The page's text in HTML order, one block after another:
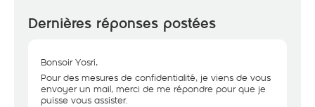
Dernières réponses postées
Bonsoir Yosri,
Pour des mesures de confidentialité, je viens de vous
envoyer un mail, merci de me répondre pour que je
puisse vous assister.